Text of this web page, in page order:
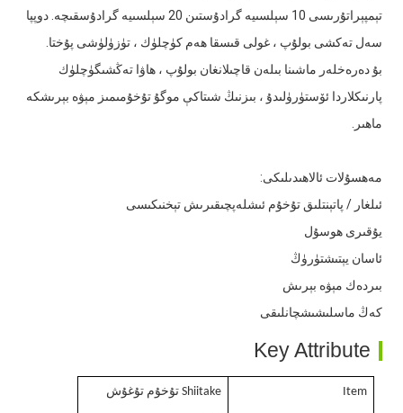
تېمپېراتۇرىسى 10 سېلسىيە گرادۇستىن 20 سېلسىيە گرادۇسقىچە. دوپپا
سەل تەكشى بولۇپ ، غولى قىسقا ھەم كۈچلۈك ، تۈزۈلۈشى پۇختا.
بۇ دەرەخلەر ماشىنا بىلەن قاچىلانغان بولۇپ ، ھاۋا تەڭشىگۈچلۈك
پارنىكلاردا ئۆستۈرۈلىدۇ ، بىزنىڭ شىتاكې موگۇ تۇخۇمىمىز مېۋە بېرىشكە
ماھىر.
مەھسۇلات ئالاھىدىلىكى:
ئىلغار / پاتېنتلىق تۇخۇم ئىشلەپچىقىرىش تېخنىكىسى
يۇقىرى ھوسۇل
ئاسان يېتىشتۈرۈڭ
بىردەك مېۋە بېرىش
كەڭ ماسلىشىشچانلىقى
Key Attribute
Item Shiitake تۇخۇم تۇغۇش
3. كۈچلۈك ئىشلەپچىقىرىش ئىقتىدارى
4. يۇقىرى مەھسۇلات